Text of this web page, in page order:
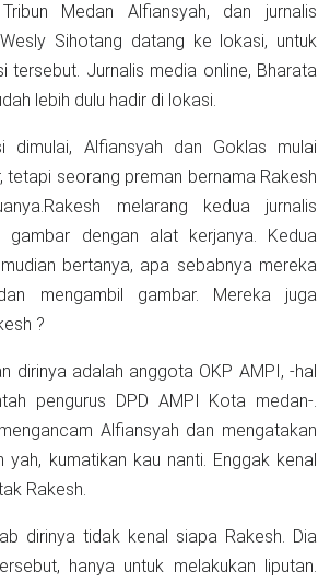
Medan Alfiansyah, dan jurnalis
Sihotang datang ke lokasi, untuk
tersebut. Jurnalis media online, Bharata
lebih dulu hadir di lokasi.
dimulai, Alfiansyah dan Goklas mulai
preman bernama Rakesh
melarang kedua jurnalis
gambar dengan alat kerjanya. Kedua
bertanya, apa sebabnya mereka
mengambil gambar. Mereka juga
?
dirinya adalah anggota OKP AMPI, -hal
pengurus DPD AMPI Kota medan-.
Alfiansyah dan mengatakan
yah, kumatikan kau nanti. Enggak kenal
Rakesh.
dirinya tidak kenal siapa Rakesh. Dia
hanya untuk melakukan liputan.